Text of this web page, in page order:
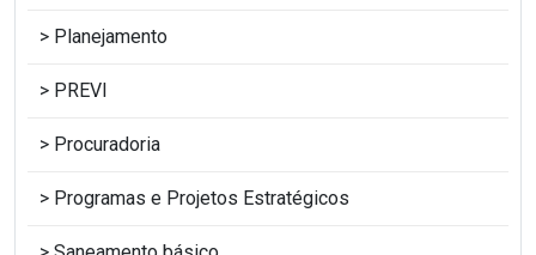
Planejamento
PREVI
Procuradoria
Programas e Projetos Estratégicos